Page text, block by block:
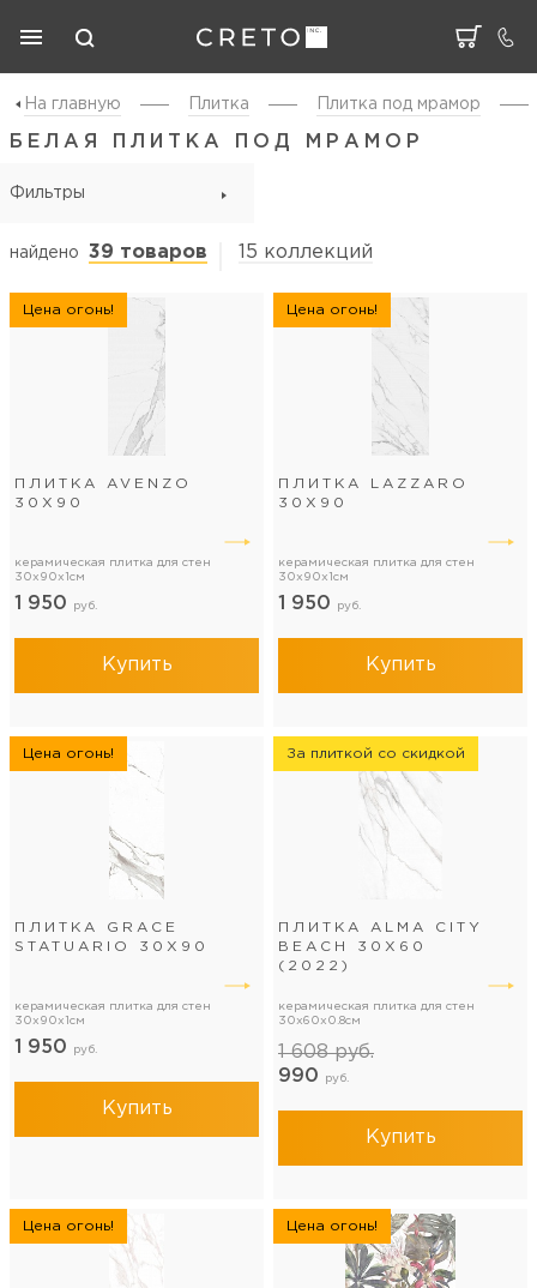
На главную Плитка Плитка под мрамор
БЕЛАЯ ПЛИТКА ПОД МРАМОР
Фильтры
найдено 39 товаров 15 коллекций
Цена огонь!
ПЛИТКА AVENZO
30Х90
керамическая плитка для стен
30x90x1см
1 950 руб.
Купить
Цена огонь!
ПЛИТКА LAZZARO
30Х90
керамическая плитка для стен
30x90x1см
1 950 руб.
Купить
Цена огонь!
ПЛИТКА GRACE
STATUARIO 30Х90
керамическая плитка для стен
30x90x1см
1 950 руб.
Купить
За плиткой со скидкой
ПЛИТКА ALMA CITY
BEACH 30X60
(2022)
керамическая плитка для стен
30x60x0.8см
1 608руб.
990
руб.
Купить
Цена огонь! Цена огонь!